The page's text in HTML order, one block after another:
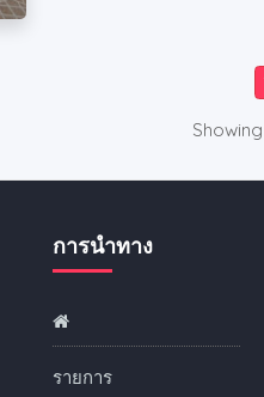
การนำทาง
รายการ